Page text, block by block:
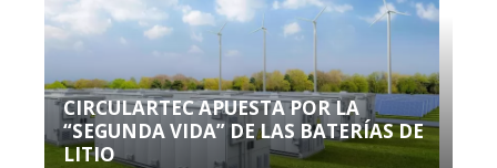
CIRCULARTEC APUESTA POR LA
“SEGUNDA VIDA” DE LAS BATERÍAS DE
LITIO